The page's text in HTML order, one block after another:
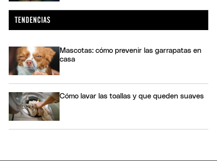
Mascotas: cómo prevenir las garrapatas en
casa
Cómo lavar las toallas y que queden suaves